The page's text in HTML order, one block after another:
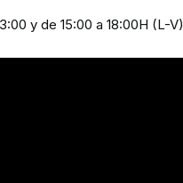
y de 15:00 a 18:00H (L-V)